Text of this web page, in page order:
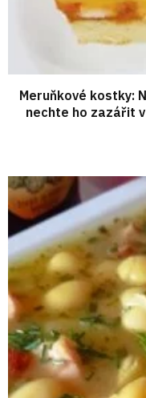
Meruňkové kostky:
nechte ho zazářit